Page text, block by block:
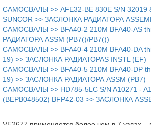
САМОСВАЛЫ >> AFE32-BE 830E S/N 32019
SUNCOR >> ЗАСЛОНКА РАДИАТОРА
САМОСВАЛЫ >> BFA40-2 210M BFA40-AS
РАДИАТОРА ASSM (PB7()/PB7())
САМОСВАЛЫ >> BFA40-4 210M BFA40-DA
19) >> ЗАСЛОНКА РАДИАТОРАS INSTL (EF)
САМОСВАЛЫ >> BFA40-5 210M BFA40-DP
19) >> ЗАСЛОНКА РАДИАТОРА ASSM (PB7)
САМОСВАЛЫ >> HD785-5LC S/N A10271 -
(BEPB048502) BFP42-03 >> ЗАСЛОНКА